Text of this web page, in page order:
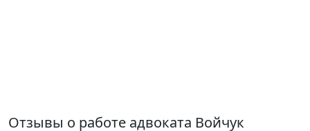
Отзывы о работе адвоката Войчук